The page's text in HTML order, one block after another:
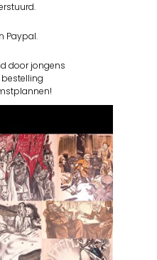
Paypal.
door jongens